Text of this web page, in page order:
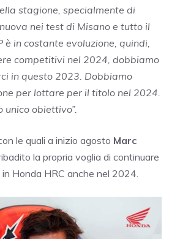
stagione, specialmente di
nei test di Misano e tutto il
è in costante evoluzione, quindi,
competitivi nel 2024, dobbiamo
in questo 2023. Dobbiamo
per lottare per il titolo nel 2024.
unico obiettivo”.
le quali a inizio agosto Marc
la propria voglia di continuare
Honda HRC anche nel 2024.